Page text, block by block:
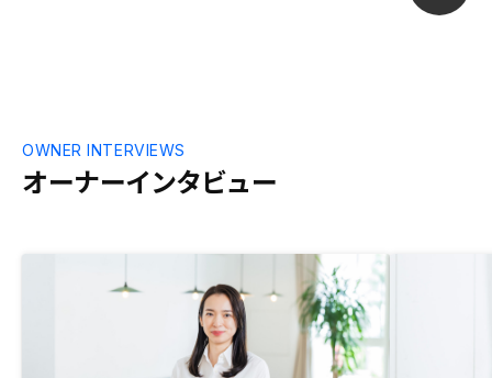
す。長期修繕計画書から試算できる上昇幅
を紹介ページに明記することを期待しま
す。
オーナーインタビュー
OWNER INTERVIEWS